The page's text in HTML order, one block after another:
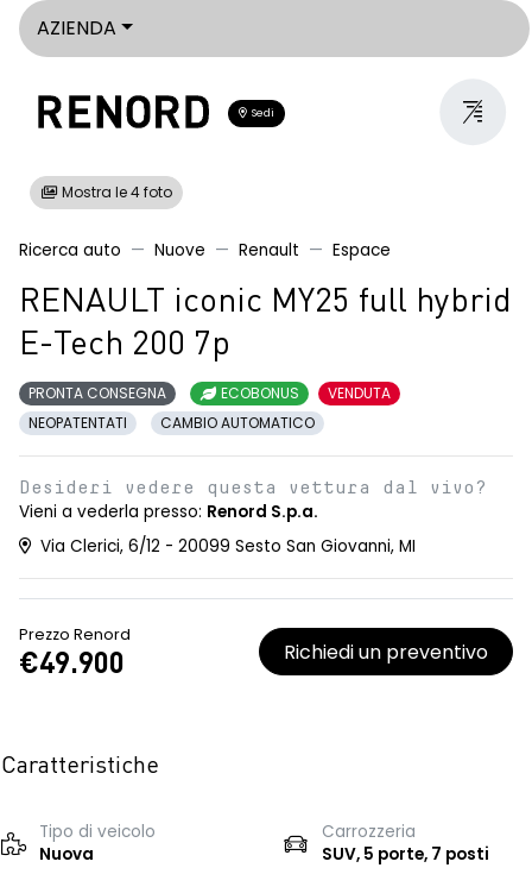
AZIENDA
Sedi
Mostra le 4 foto
Ricerca auto Nuove Renault Espace
RENAULT iconic MY25 full hybrid
E-Tech 200 7p
PRONTA CONSEGNA ECOBONUS
VENDUTA
NEOPATENTATI
CAMBIO AUTOMATICO
Desideri vedere questa vettura dal vivo?
Vieni a vederla presso: Renord S.p.a.
Via Clerici, 6/12 - 20099 Sesto San Giovanni, MI
Prezzo Renord
€49.900 Richiedi un preventivo
Caratteristiche
Tipo di veicolo
Nuova
Carrozzeria
SUV, 5 porte, 7 posti